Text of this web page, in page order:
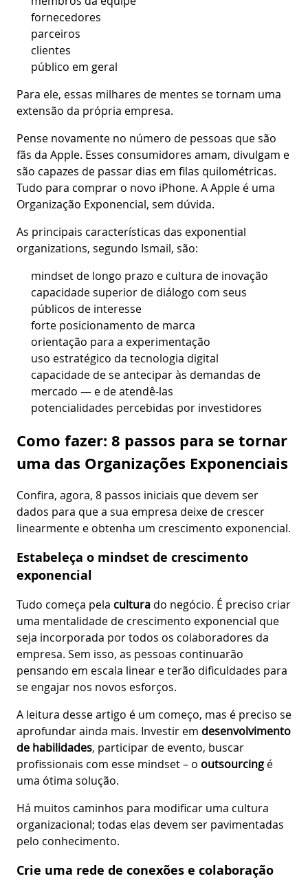
fornecedores
parceiros
clientes
público em geral
Para ele, essas milhares de mentes se tornam uma
extensão da própria empresa.
Pense novamente no número de pessoas que são
fãs da Apple. Esses consumidores amam, divulgam e
são capazes de passar dias em filas quilométricas.
Tudo para comprar o novo iPhone. A Apple é uma
Organização Exponencial, sem dúvida.
As principais características das exponential
organizations, segundo Ismail, são:
mindset de longo prazo e cultura de inovação
capacidade superior de diálogo com seus
públicos de interesse
forte posicionamento de marca
orientação para a experimentação
uso estratégico da tecnologia digital
capacidade de se antecipar às demandas de
mercado — e de atendê-las
potencialidades percebidas por investidores
Como fazer: 8 passos para se tornar
uma das Organizações Exponenciais
Confira, agora, 8 passos iniciais que devem ser
dados para que a sua empresa deixe de crescer
linearmente e obtenha um crescimento exponencial.
Estabeleça o mindset de crescimento
exponencial
Tudo começa pela cultura do negócio. É preciso criar
uma mentalidade de crescimento exponencial que
seja incorporada por todos os colaboradores da
empresa. Sem isso, as pessoas continuarão
pensando em escala linear e terão dificuldades para
se engajar nos novos esforços.
A leitura desse artigo é um começo, mas é preciso se
aprofundar ainda mais. Investir em desenvolvimento
de habilidades, participar de evento, buscar
profissionais com esse mindset – o outsourcing é
uma ótima solução.
Há muitos caminhos para modificar uma cultura
organizacional; todas elas devem ser pavimentadas
pelo conhecimento.
Crie uma rede de conexões e colaboração